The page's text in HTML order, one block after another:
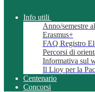
Info utili
Anno/semestre
Erasmus+
FAQ Registro
Percorsi di
Informativa sul
Il Lioy per la
Centenario
Concorsi